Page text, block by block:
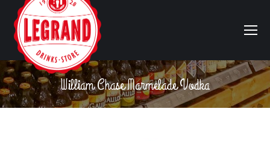
William Chase Marmelade Vodka
Vous êtes ici :